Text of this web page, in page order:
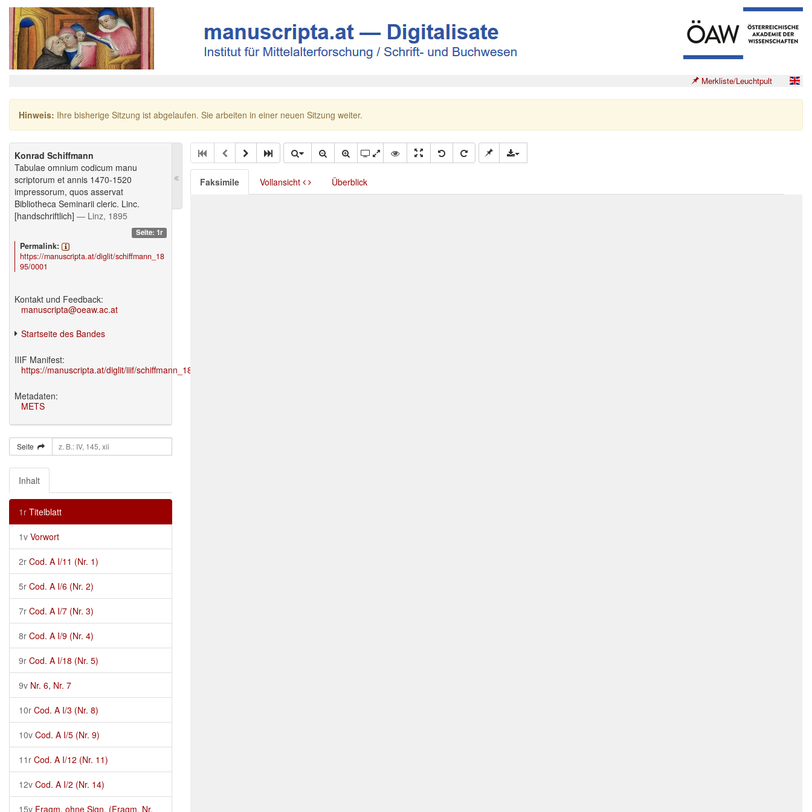
Merkliste/Leuchtpult
Hinweis: Ihre bisherige Sitzung ist abgelaufen. Sie arbeiten in einer neuen Sitzung weiter.
Konrad Schiffmann
Tabulae omnium codicum manu
scriptorum et annis 1470-1520
impressorum, quos asservat
Bibliotheca Seminarii cleric. Linc.
[handschriftlich] — Linz, 1895
Seite: 1r
Permalink:
https://manuscripta.at/diglit/schiffmann_18
95/0001
Kontakt und Feedback:
manuscripta@oeaw.ac.at
Startseite des Bandes
IIIF Manifest:
https://manuscripta.at/diglit/iiif/schiffmann_1895/manifest.json
Metadaten:
METS
Seite
Inhalt
1r Titelblatt
1v Vorwort
2r Cod. A I/11 (Nr. 1)
5r Cod. A I/6 (Nr. 2)
7r Cod. A I/7 (Nr. 3)
8r Cod. A I/9 (Nr. 4)
9r Cod. A I/18 (Nr. 5)
9v Nr. 6, Nr. 7
10r Cod. A I/3 (Nr. 8)
10v Cod. A I/5 (Nr. 9)
11r Cod. A I/12 (Nr. 11)
12v Cod. A I/2 (Nr. 14)
15v Fragm. ohne Sign. (Fragm. Nr.
Faksimile Vollansicht Überblick